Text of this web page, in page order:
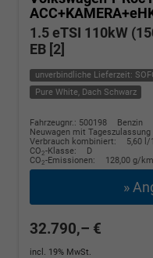
1.5 eTSI 110kW
EB [2]
unverbindliche Lieferzeit:
Pure White, Dach Schwarz
Fahrzeugnr.: 500198
Benzin
Neuwagen mit Tageszulassung
Verbrauch kombiniert:
5,60 l/
CO2-Klasse:
D
CO2-Emissionen: 128,00 g/km
»
32.790,– €
incl. 19% MwSt.